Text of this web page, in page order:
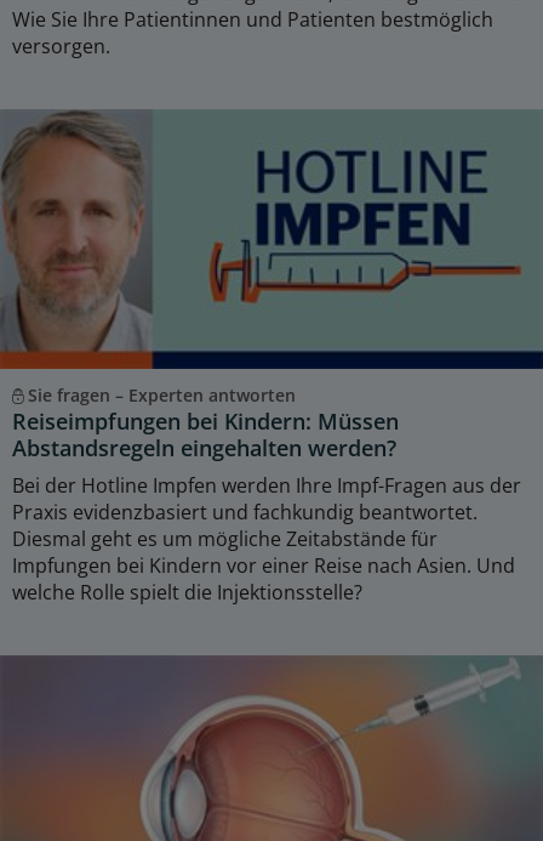
Wie Sie Ihre Patientinnen und Patienten bestmöglich
versorgen.
Sie fragen – Experten antworten
Reiseimpfungen bei Kindern: Müssen
Abstandsregeln eingehalten werden?
Bei der Hotline Impfen werden Ihre Impf-Fragen aus der
Praxis evidenzbasiert und fachkundig beantwortet.
Diesmal geht es um mögliche Zeitabstände für
Impfungen bei Kindern vor einer Reise nach Asien. Und
welche Rolle spielt die Injektionsstelle?